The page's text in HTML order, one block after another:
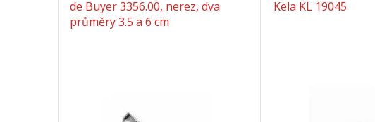
de Buyer 3356.00, nerez, dva
průměry 3.5 a 6 cm
Kela KL 19045